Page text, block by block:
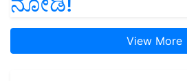
View More